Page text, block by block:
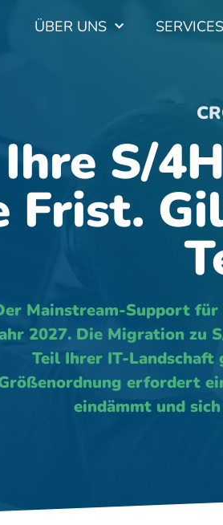
ÜBER UNS SERVICES
S/
Frist.
Mainstream-Support für
2027. Die Migration zu
Teil Ihrer IT-Landschaft
erfordert
eindämmt und